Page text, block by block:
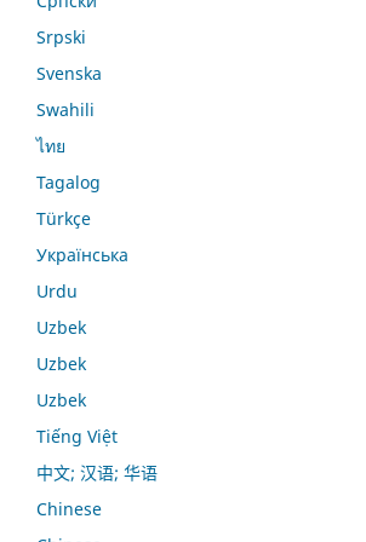
Srpski
Svenska
Swahili
ไทย
Tagalog
Türkçe
Українська
Urdu
Uzbek
Uzbek
Uzbek
Tiếng Việt
中文; 汉语; 华语
Chinese